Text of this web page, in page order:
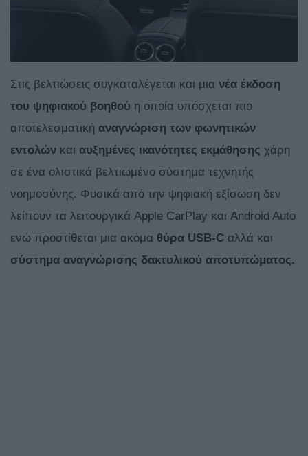
Στις βελτιώσεις συγκαταλέγεται και μια νέα έκδοση
του ψηφιακού βοηθού η οποία υπόσχεται πιο
αποτελεσματική αναγνώριση των φωνητικών
εντολών και αυξημένες ικανότητες εκμάθησης χάρη
σε ένα ολιστικά βελτιωμένο σύστημα τεχνητής
νοημοσύνης. Φυσικά από την ψηφιακή εξίσωση δεν
λείπουν τα λειτουργικά Apple CarPlay και Android Auto
ενώ προστίθεται μια ακόμα θύρα USB-C αλλά και
σύστημα αναγνώρισης δακτυλικού αποτυπώματος.